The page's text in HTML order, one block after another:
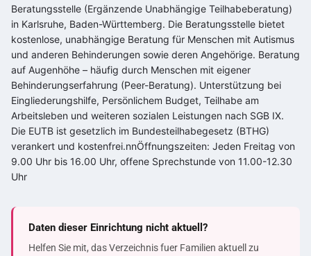
Beratungsstelle (Ergänzende Unabhängige Teilhabeberatung)
in Karlsruhe, Baden-Württemberg. Die Beratungsstelle bietet
kostenlose, unabhängige Beratung für Menschen mit Autismus
und anderen Behinderungen sowie deren Angehörige. Beratung
auf Augenhöhe – häufig durch Menschen mit eigener
Behinderungserfahrung (Peer-Beratung). Unterstützung bei
Eingliederungshilfe, Persönlichem Budget, Teilhabe am
Arbeitsleben und weiteren sozialen Leistungen nach SGB IX.
Die EUTB ist gesetzlich im Bundesteilhabegesetz (BTHG)
verankert und kostenfrei.nnÖffnungszeiten: Jeden Freitag von
9.00 Uhr bis 16.00 Uhr, offene Sprechstunde von 11.00-12.30
Uhr
Daten dieser Einrichtung nicht aktuell?
Helfen Sie mit, das Verzeichnis fuer Familien aktuell zu